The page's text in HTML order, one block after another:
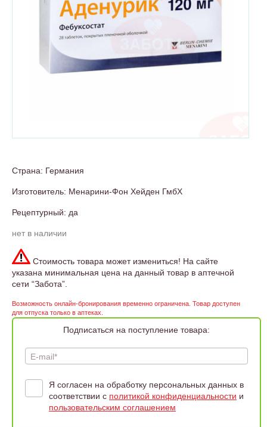
Страна: Германия
Изготовитель: Менарини-Фон Хейден ГмбХ
Рецептурный: да
нет в наличии
Стоимость товара может измениться! На сайте
указана минимальная цена на данный товар в аптечной
сети “Забота”.
Возможность онлайн-бронирования временно ограничена. Товар доступен
для отпуска только в аптеках.
Подписаться на поступление товара:
E-mail*
Я согласен на обработку персональных данных в
соответствии с политикой конфиденциальности и
пользовательским соглашением